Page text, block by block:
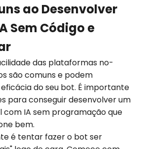
ao Desenvolver
Sem Código e
das plataformas no-
são comuns e podem
do seu bot. É importante
para conseguir desenvolver um
com IA sem programação que
bem.
é tentar fazer o bot ser